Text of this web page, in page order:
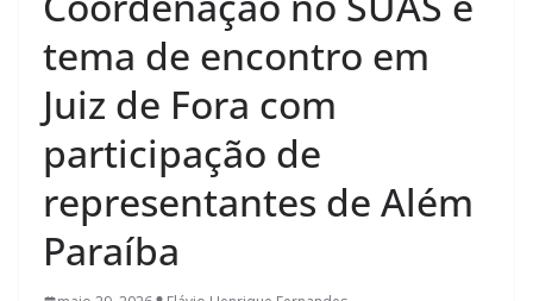
tema de encontro em
Juiz de Fora com
participação de
representantes de Além
Paraíba